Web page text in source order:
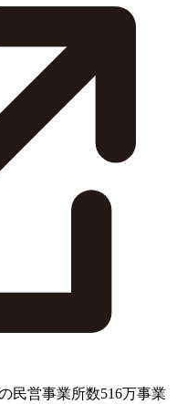
民営事業所数516万事業